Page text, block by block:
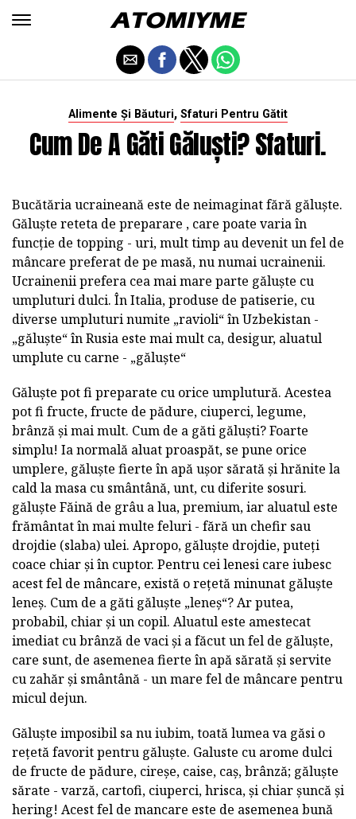
Alimente Și Băuturi, Sfaturi Pentru Gătit
Cum De A Găti Găluști? Sfaturi.
Bucătăria ucraineană este de neimaginat fără găluște.
Găluște reteta de preparare , care poate varia în
funcție de topping - uri, mult timp au devenit un fel de
mâncare preferat de pe masă, nu numai ucrainenii.
Ucrainenii prefera cea mai mare parte găluște cu
umpluturi dulci. În Italia, produse de patiserie, cu
diverse umpluturi numite „ravioli“ în Uzbekistan -
„găluște“ în Rusia este mai mult ca, desigur, aluatul
umplute cu carne - „găluște“
Găluște pot fi preparate cu orice umplutură. Acestea
pot fi fructe, fructe de pădure, ciuperci, legume,
brânză și mai mult. Cum de a găti găluști? Foarte
simplu! Ia normală aluat proaspăt, se pune orice
umplere, găluște fierte în apă ușor sărată și hrănite la
cald la masa cu smântână, unt, cu diferite sosuri.
găluște Făină de grâu a lua, premium, iar aluatul este
frământat în mai multe feluri - fără un chefir sau
drojdie (slaba) ulei. Apropo, găluște drojdie, puteți
coace chiar și în cuptor. Pentru cei lenesi care iubesc
acest fel de mâncare, există o rețetă minunat găluște
leneș. Cum de a găti găluște „leneș“? Ar putea,
probabil, chiar și un copil. Aluatul este amestecat
imediat cu brânză de vaci și a făcut un fel de găluște,
care sunt, de asemenea fierte în apă sărată și servite
cu zahăr și smântână - un mare fel de mâncare pentru
micul dejun.
Găluște imposibil sa nu iubim, toată lumea va găsi o
rețetă favorit pentru găluște. Galuste cu arome dulci
de fructe de pădure, cireșe, caise, caș, brânză; găluște
sărate - varză, cartofi, ciuperci, hrisca, și chiar șuncă și
hering! Acest fel de mancare este de asemenea bună